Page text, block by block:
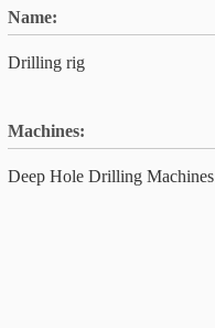
Name:
Drilling rig
Machines:
Deep Hole Drilling Machines